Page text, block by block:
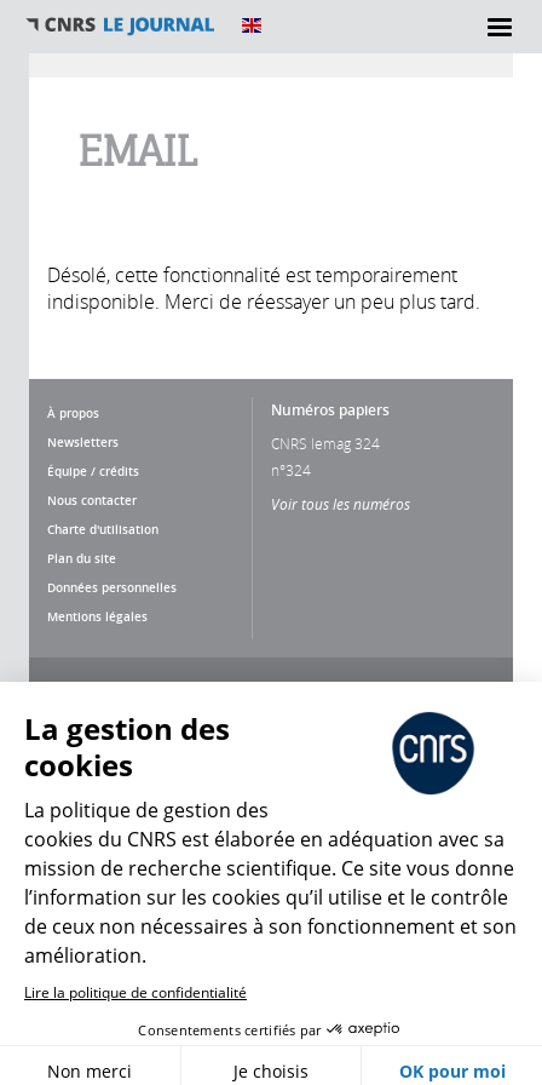
EMAIL
Désolé, cette fonctionnalité est temporairement
indisponible. Merci de réessayer un peu plus tard.
À propos
Newsletters
Équipe / crédits
Nous contacter
Charte d'utilisation
Plan du site
Données personnelles
Mentions légales
Numéros papiers
CNRS lemag 324
n°324
Voir tous les numéros
CNRS Le Mag
© 2026, CNRS
Créer un compte Se connecter
Gestion des cookies
La gestion des
cookies
La politique de gestion des
cookies du CNRS est élaborée en adéquation avec sa
mission de recherche scientifique. Ce site vous donne
l’information sur les cookies qu’il utilise et le contrôle
de ceux non nécessaires à son fonctionnement et son
amélioration.
Lire la politique de confidentialité
Consentements certifiés par
Non merci Je choisis OK pour moi